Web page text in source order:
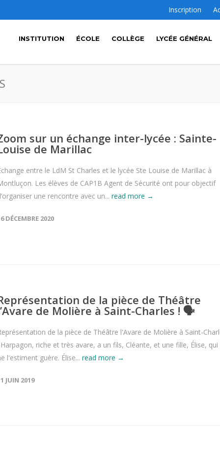
Inscription
INSTITUTION ÉCOLE COLLÈGE LYCÉE GÉNÉRAL
sur un échange inter-lycée : Sainte-
de Marillac
entre le LdM St Charles et le lycée Ste Louise de Marillac à
Les élèves de CAP1B Agent de Sécurité ont pour objectif
une rencontre avec un... read more →
DÉCEMBRE 2020
de la pièce de Théâtre
de Molière à Saint-Charles ! 🗣
de la pièce de Théâtre l'Avare de Molière à Saint-
riche et très avare, a un fils, Cléante, et une fille, Élise, qui
l'estiment guère. Élise... read more →
JUIN 2019